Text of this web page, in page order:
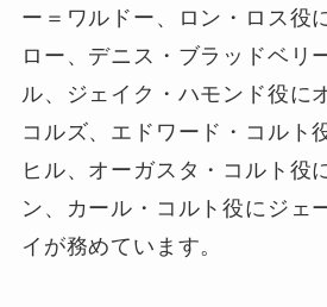
ー＝ワルドー、ロン・ロス役
ロー、デニス・ブラッドベリ
ル、ジェイク・ハモンド役に
コルズ、エドワード・コルト
ヒル、オーガスタ・コルト役
ン、カール・コルト役にジェ
イが務めています。